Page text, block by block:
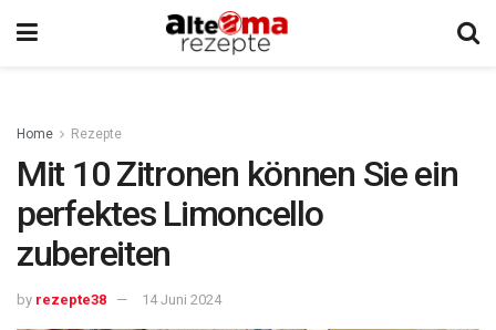
Home Rezepte
Mit 10 Zitronen können Sie ein
perfektes Limoncello
zubereiten
by rezepte38 14 Juni 2024